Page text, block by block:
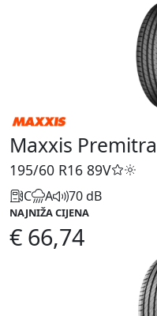
Maxxis
195/60 R16 89V
C A 70 dB
NAJNIŽA CIJENA
€ 66,74